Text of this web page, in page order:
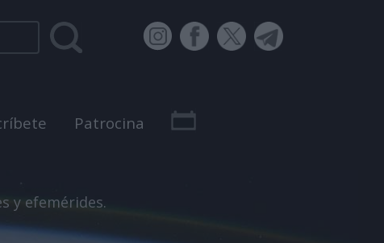
Patrocina
y efemérides.